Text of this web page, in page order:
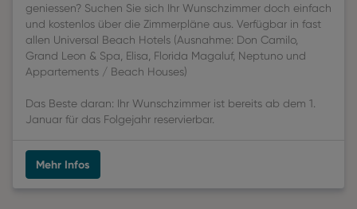
geniessen? Suchen Sie sich Ihr Wunschzimmer doch einfach
und kostenlos über die Zimmerpläne aus. Verfügbar in fast
allen Universal Beach Hotels (Ausnahme: Don Camilo,
Grand Leon & Spa, Elisa, Florida Magaluf, Neptuno und
Appartements / Beach Houses)
Das Beste daran: Ihr Wunschzimmer ist bereits ab dem 1.
Januar für das Folgejahr reservierbar.
Mehr Infos